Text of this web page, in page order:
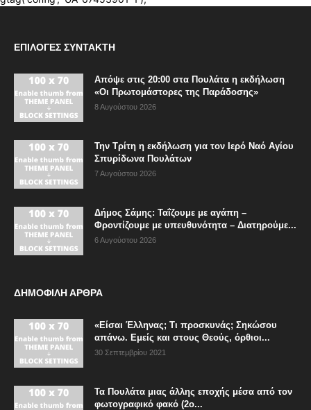
ΕΠΙΛΟΓΈΣ ΣΥΝΤΆΚΤΗ
Απόψε στις 20:00 στα Πουλάτα η εκδήλωση
«Οι Πρωτομάστορες της Παράδοσης»
8 Αυγούστου 2026
Την Τρίτη η εκδήλωση για τον Ιερό Ναό Αγίου
Σπυρίδωνα Πουλάτων
7 Αυγούστου 2026
Δήμος Σάμης: Ταΐζουμε με αγάπη –
Φροντίζουμε με υπευθυνότητα – Διατηρούμε...
6 Αυγούστου 2026
ΔΗΜΟΦΙΛΗ ΑΡΘΡΑ
«Είσαι Έλληνας; Τι προσκυνάς; Σηκώσου
απάνω. Εμείς και στους Θεούς, όρθιοι...
30 Σεπτεμβρίου 2021
Τα Πουλάτα μιας άλλης εποχής μέσα από τον
φωτογραφικό φακό (2ο...